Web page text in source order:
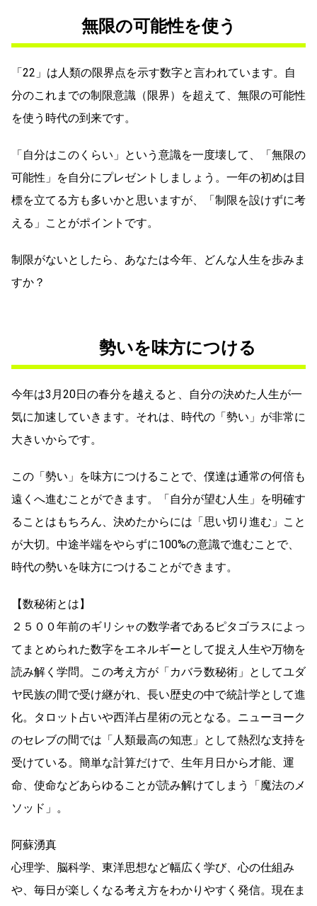
無限の可能性を使う
「22」は人類の限界点を示す数字と言われています。自
分のこれまでの制限意識（限界）を超えて、無限の可能性
を使う時代の到来です。
「自分はこのくらい」という意識を一度壊して、「無限の
可能性」を自分にプレゼントしましょう。一年の初めは目
標を立てる方も多いかと思いますが、「制限を設けずに考
える」ことがポイントです。
制限がないとしたら、あなたは今年、どんな人生を歩みま
すか？
勢いを味方につける
今年は3月20日の春分を越えると、自分の決めた人生が一
気に加速していきます。それは、時代の「勢い」が非常に
大きいからです。
この「勢い」を味方につけることで、僕達は通常の何倍も
遠くへ進むことができます。「自分が望む人生」を明確す
ることはもちろん、決めたからには「思い切り進む」こと
が大切。中途半端をやらずに100%の意識で進むことで、
時代の勢いを味方につけることができます。
【数秘術とは】
２５００年前のギリシャの数学者であるピタゴラスによっ
てまとめられた数字をエネルギーとして捉え人生や万物を
読み解く学問。この考え方が「カバラ数秘術」としてユダ
ヤ民族の間で受け継がれ、長い歴史の中で統計学として進
化。タロット占いや西洋占星術の元となる。ニューヨーク
のセレブの間では「人類最高の知恵」として熱烈な支持を
受けている。簡単な計算だけで、生年月日から才能、運
命、使命などあらゆることが読み解けてしまう「魔法のメ
ソッド」。
阿蘇湧真
心理学、脳科学、東洋思想など幅広く学び、心の仕組み
や、毎日が楽しくなる考え方をわかりやすく発信。現在ま